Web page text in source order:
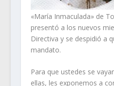
«María Inmaculada» de
presentó a los nuevos
Directiva y se despidió a
mandato.
Para que ustedes se
ellas, les exponemos a